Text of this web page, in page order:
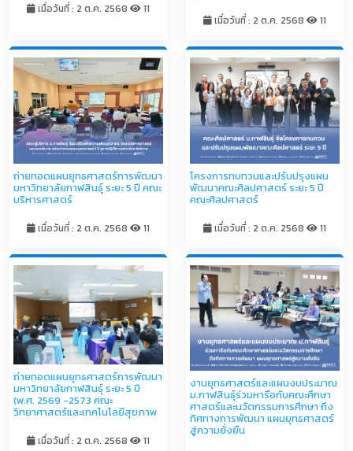
เมื่อวันที่ : 2 ต.ค. 2568 11
เมื่อวันที่ : 2 ต.ค. 2568 11
ถ่ายทอดแผนยุทธศาสตร์การพัฒนา
มหาวิทยาลัยกาฬสินธุ์ ระยะ 5 ปี คณะ
บริหารศาสตร์
เมื่อวันที่ : 2 ต.ค. 2568 11
โครงการทบทวนและปรับปรุงแผน
พัฒนาคณะศิลปศาสตร์ ระยะ 5 ปี
คณะศิลปศาสตร์
เมื่อวันที่ : 2 ต.ค. 2568 11
ถ่ายทอดแผนยุทธศาสตร์การพัฒนา
มหาวิทยาลัยกาฬสินธุ์ ระยะ 5 ปี
(พ.ศ. 2569 -2573 คณะ
วิทยาศาสตร์และเทคโนโลยีสุขภาพ
เมื่อวันที่ : 2 ต.ค. 2568 11
งานยุทธศาสตร์และแผนงบประมาณ
ม.กาฬสินธุ์ร่วมหารือกับคณะศึกษา
ศาสตร์และนวัตกรรมการศึกษา ถึง
ทิศทางการพัฒนา แผนยุทธศาสตร์
สู่ความยั่งยืน